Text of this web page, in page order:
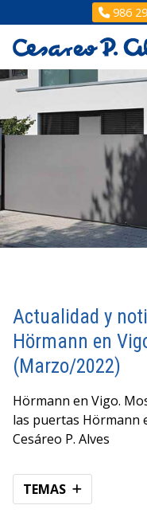
986
Actualidad y
Hörmann en
(Marzo/2022)
Hörmann en Vigo.
las puertas Hörmann
Cesáreo P. Alves
TEMAS